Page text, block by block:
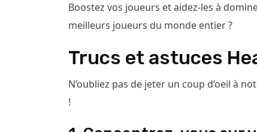
Boostez vos joueurs et aidez-les à
meilleurs joueurs du monde entier ?
Trucs et astuces
N’oubliez pas de jeter un coup d’oeil à
!